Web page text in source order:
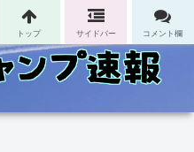
トップ サイドバー コメント欄